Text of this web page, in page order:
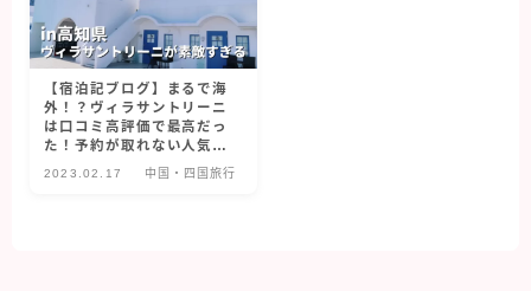
コスタフォーチュナ
クレジットカード・保険
マイルを貯める
【宿泊記ブログ】まるで海
外！？ヴィラサントリーニ
は口コミ高評価で最高だっ
た！予約が取れない人気ホ
テルはいつから予約でき
2023.02.17 中国・四国旅行